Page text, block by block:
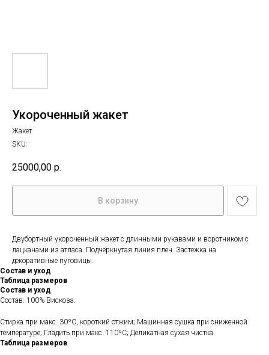
Укороченный жакет
Жакет
SKU:
25000,00 р.
В корзину
Двубортный укороченный жакет с длинными рукавами и воротником с
лацканами из атласа. Подчёркнутая линия плеч. Застежка на
декоративные пуговицы.
Состав и уход
Таблица размеров
Состав и уход
Состав: 100% Вискоза.
Стирка при макс. 30ºС, короткий отжим; Машинная сушка при сниженной
температуре; Гладить при макс. 110ºС; Деликатная сухая чистка.
Таблица размеров